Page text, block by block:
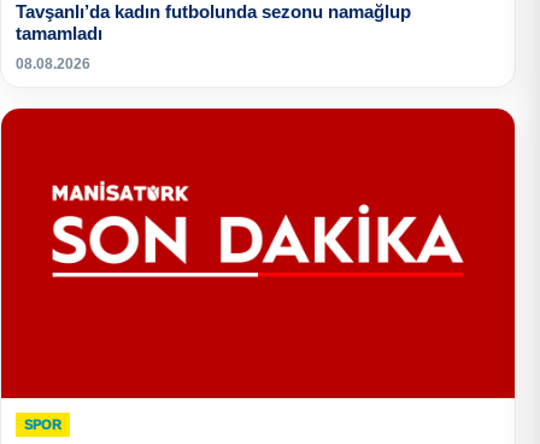
Tavşanlı’da kadın futbolunda sezonu namağlup
tamamladı
08.08.2026
SPOR